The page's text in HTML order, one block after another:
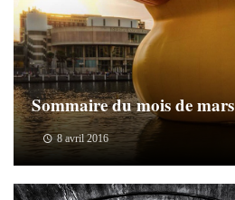
Sommaire du mois de mars
8 avril 2016